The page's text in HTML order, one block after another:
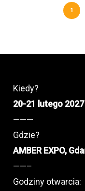
1
Kiedy?
20-21 lutego 2027
———
Gdzie?
AMBER EXPO,
——–
Godziny otwarcia: